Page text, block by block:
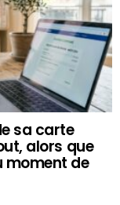
sa carte
alors que
moment de